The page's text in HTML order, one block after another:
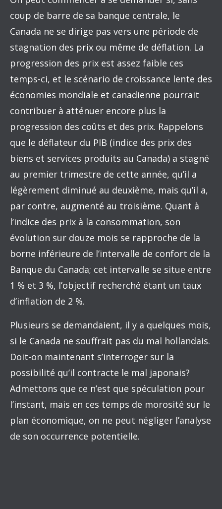
coup de barre de sa banque centrale, le
Canada ne se dirige pas vers une période de
stagnation des prix ou même de déflation. La
progression des prix est assez faible ces
temps-ci, et le scénario de croissance lente des
économies mondiale et canadienne pourrait
contribuer à atténuer encore plus la
progression des coûts et des prix. Rappelons
que le déflateur du PIB (indice des prix des
biens et services produits au Canada) a stagné
au premier trimestre de cette année, qu’il a
légèrement diminué au deuxième, mais qu’il a,
par contre, augmenté au troisième. Quant à
l’indice des prix à la consommation, son
évolution sur douze mois se rapproche de la
borne inférieure de l’intervalle de confort de la
Banque du Canada; cet intervalle se situe entre
1 % et 3 %, l’objectif recherché étant un taux
d’inflation de 2 %.
Plusieurs se demandaient, il y a quelques mois,
si le Canada ne souffrait pas du mal hollandais.
Doit-on maintenant s’interroger sur la
possibilité qu’il contracte le mal japonais?
Admettons que ce n’est que spéculation pour
l’instant, mais en ces temps de morosité sur le
plan économique, on ne peut négliger l’analyse
de son occurrence potentielle.